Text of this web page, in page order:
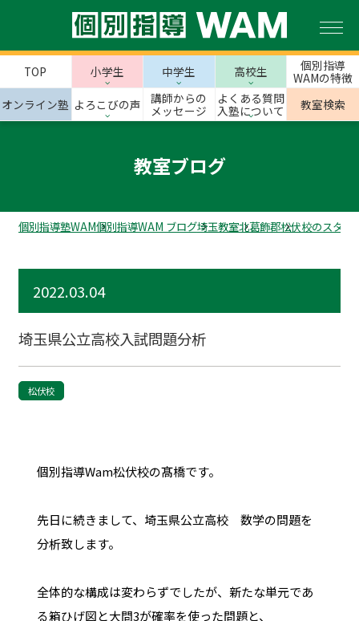
TOP 小学生 中学生 高校生
個別指導
WAMの特徴
オンライン塾 よろこびの声
講師からの
メッセージ
よくある質問
入塾について
教室検索
教室ブログ
個別指導塾WAM個別指導WAM ブログ埼玉教室北葛飾郡松伏校のスタッ
2022.03.04
埼玉県公立高校入試問題分析
松伏校
個別指導Wam松伏校の髙橋です。
先日に続きまして、埼玉県公立高校 数学の問題を
分析致します。
全体的な構成は変わらずでしたが、新たな単元であ
る箱ひげ図と大問3が確率を使った問題と、